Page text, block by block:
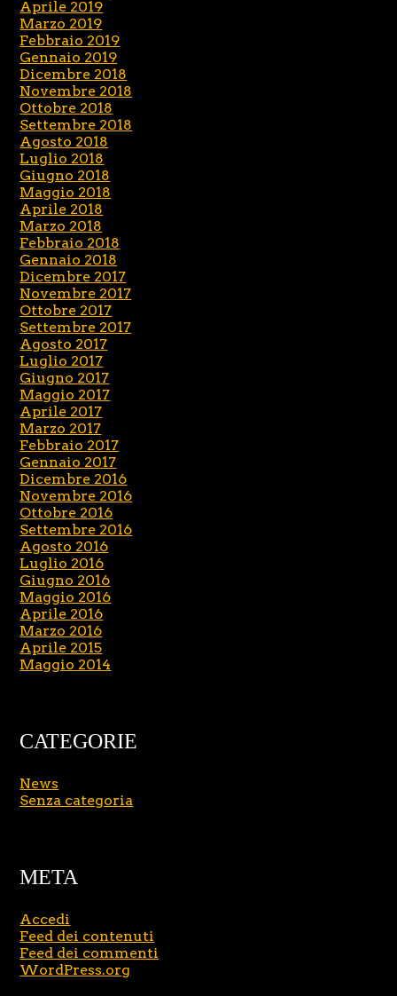
Aprile 2019
Marzo 2019
Febbraio 2019
Gennaio 2019
Dicembre 2018
Novembre 2018
Ottobre 2018
Settembre 2018
Agosto 2018
Luglio 2018
Giugno 2018
Maggio 2018
Aprile 2018
Marzo 2018
Febbraio 2018
Gennaio 2018
Dicembre 2017
Novembre 2017
Ottobre 2017
Settembre 2017
Agosto 2017
Luglio 2017
Giugno 2017
Maggio 2017
Aprile 2017
Marzo 2017
Febbraio 2017
Gennaio 2017
Dicembre 2016
Novembre 2016
Ottobre 2016
Settembre 2016
Agosto 2016
Luglio 2016
Giugno 2016
Maggio 2016
Aprile 2016
Marzo 2016
Aprile 2015
Maggio 2014
CATEGORIE
News
Senza categoria
META
Accedi
Feed dei contenuti
Feed dei commenti
WordPress.org